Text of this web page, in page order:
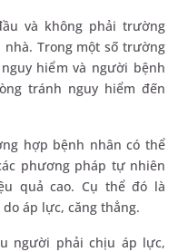
và không phải trường
Trong một số trường
hiểm và người bệnh
tránh nguy hiểm đến
hợp bệnh nhân có thể
phương pháp tự nhiên
quả cao. Cụ thể đó là
áp lực, căng thẳng.
người phải chịu áp lực,